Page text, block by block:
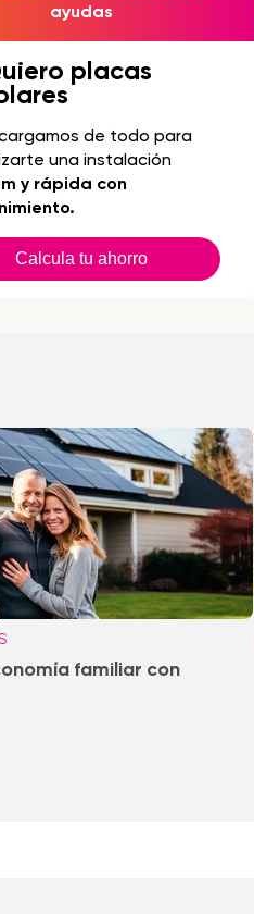
ayudas
placas
de todo para
una instalación
y rápida con
Calcula tu ahorro
familiar con